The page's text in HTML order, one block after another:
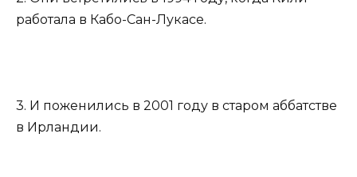
работала в Кабо-Сан-Лукасе.
3. И поженились в 2001 году в старом аббатстве
в Ирландии.